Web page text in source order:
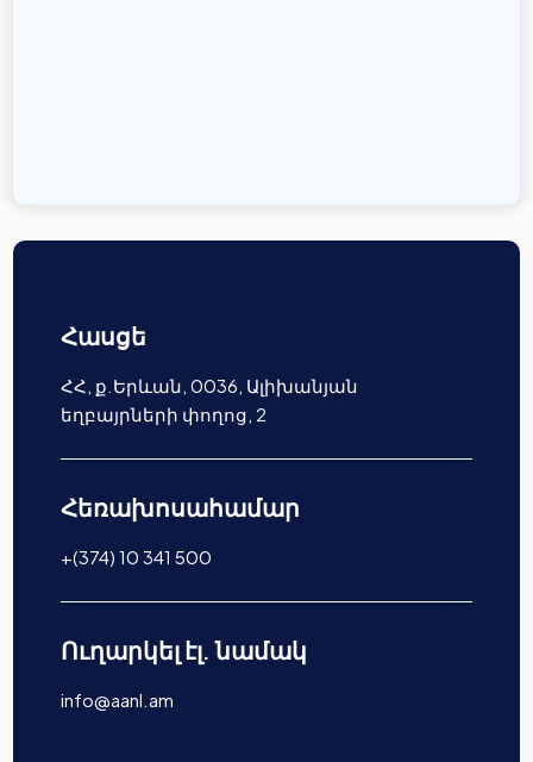
Հասցե
ՀՀ, ք.Երևան, 0036, Ալիխանյան
եղբայրների փողոց, 2
Հեռախոսահամար
+(374) 10 341 500
Ուղարկել էլ. նամակ
info@aanl.am